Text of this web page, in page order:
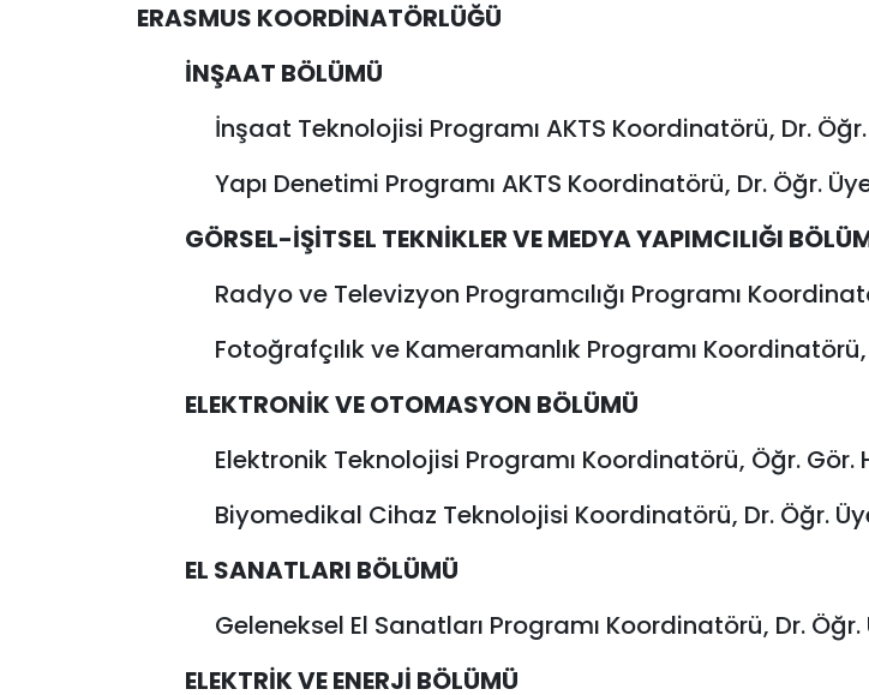
ERASMUS KOORDİNATÖRLÜĞÜ
İNŞAAT BÖLÜMÜ
İnşaat Teknolojisi Programı AKTS Koordinatörü, Dr.
Yapı Denetimi Programı AKTS Koordinatörü, Dr. Öğr.
GÖRSEL-İŞİTSEL TEKNİKLER VE MEDYA YAPIMCILIĞI
Radyo ve Televizyon Programcılığı Programı
Fotoğrafçılık ve Kameramanlık Programı Koordinatörü,
ELEKTRONİK VE OTOMASYON BÖLÜMÜ
Elektronik Teknolojisi Programı Koordinatörü, Öğr. Gör.
Biyomedikal Cihaz Teknolojisi Koordinatörü, Dr. Öğr.
EL SANATLARI BÖLÜMÜ
Geleneksel El Sanatları Programı Koordinatörü, Dr. Öğr.
ELEKTRİK VE ENERJİ BÖLÜMÜ